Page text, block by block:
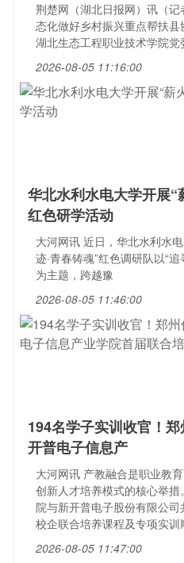
荆楚网（湖北日报网）讯（
态化做好乡村振兴重点帮扶
湖北生态工程职业技术学院党
2026-08-05 11:16:00
华北水利水电大学开展“
红色研学活动
大河网讯 近日，华北水利水
迹·青春铸魂”红色调研队以“
为主题，跨越豫
2026-08-05 11:46:00
194名学子实训收官！
开普电子信息产
大河网讯 产教融合是职业教
创新人才培养模式的核心举
院与新开普电子股份有限公
校企联合培养课程及专项实训
2026-08-05 11:47:00